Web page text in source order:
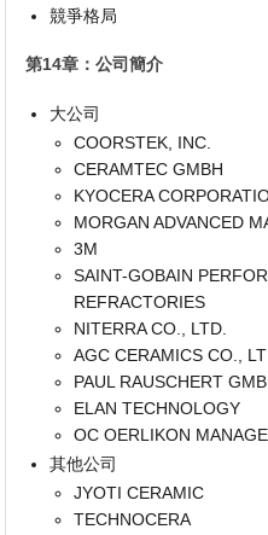
競爭格局
第14章：公司簡介
大公司
COORSTEK, INC.
CERAMTEC GMBH
KYOCERA
MORGAN ADVANCED
3M
SAINT-GOBAIN
REFRACTORIES
NITERRA CO., LTD.
AGC CERAMICS CO.,
PAUL RAUSCHERT
ELAN TECHNOLOGY
OC OERLIKON
其他公司
JYOTI CERAMIC
TECHNOCERA